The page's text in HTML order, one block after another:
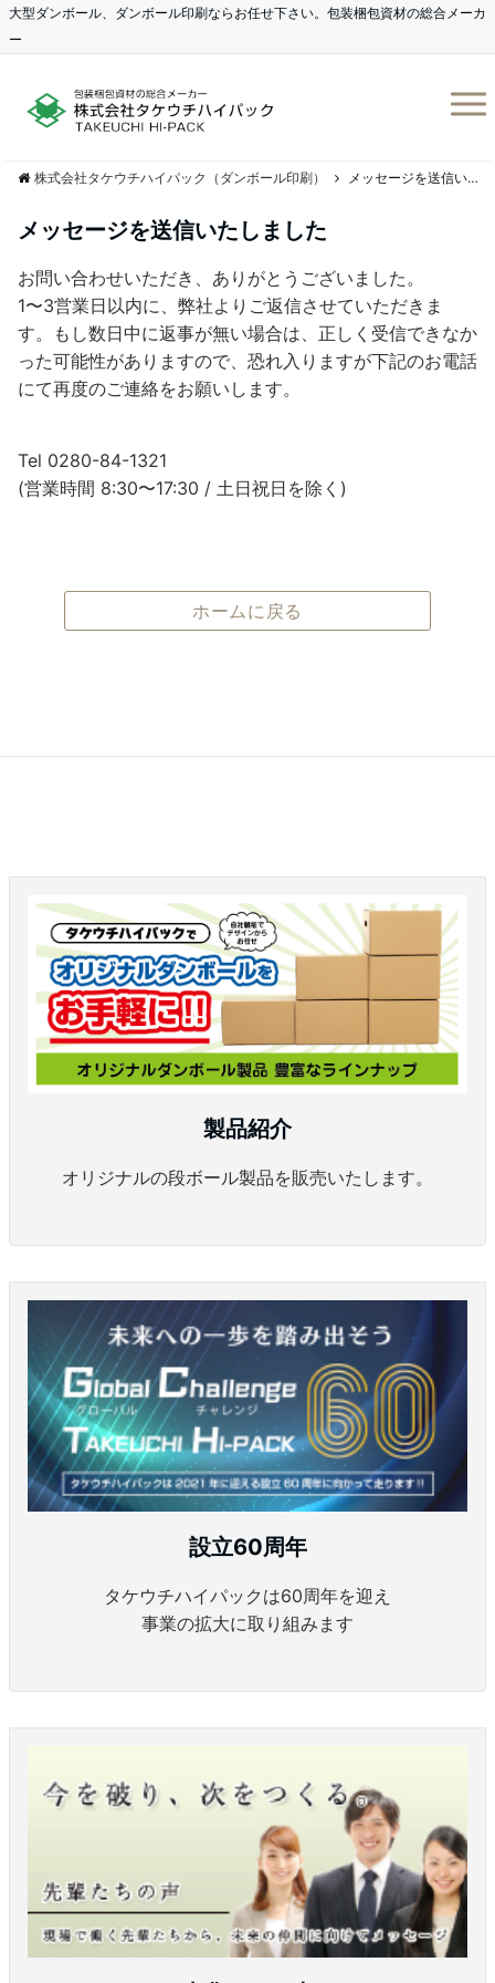
大型ダンボール、ダンボール印刷ならお任せ下さい。包装梱包資材の総合メーカ
ー
株式会社タケウチハイパック（ダンボール印刷） メッセージを送信いたしました
メッセージを送信いたしました
お問い合わせいただき、ありがとうございました。
1〜3営業日以内に、弊社よりご返信させていただきま
す。もし数日中に返事が無い場合は、正しく受信できなか
った可能性がありますので、恐れ入りますが下記のお電話
にて再度のご連絡をお願いします。
Tel 0280-84-1321
(営業時間 8:30〜17:30 / 土日祝日を除く)
ホームに戻る
製品紹介
オリジナルの段ボール製品を販売いたします。
設立60周年
タケウチハイパックは60周年を迎え
事業の拡大に取り組みます